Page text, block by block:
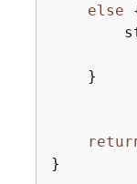
else
    }
}